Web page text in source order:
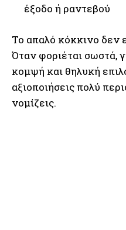
έξοδο ή ραντεβού
Το απαλό κόκκινο δεν
Όταν φοριέται σωστά,
κομψή και θηλυκή
αξιοποιήσεις πολύ
νομίζεις.